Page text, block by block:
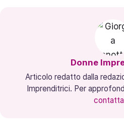
Donne
Articolo redatto dalla
Imprenditrici. Per